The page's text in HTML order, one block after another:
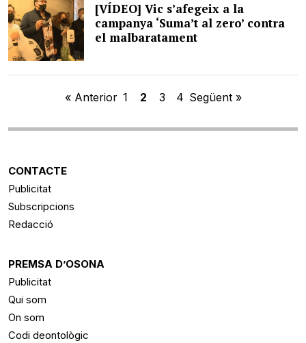
[VÍDEO] Vic s’afegeix a la
campanya ‘Suma’t al zero’ contra
el malbaratament
« Anterior 1 2 3 4 Següent »
CONTACTE
Publicitat
Subscripcions
Redacció
PREMSA D’OSONA
Publicitat
Qui som
On som
Codi deontològic